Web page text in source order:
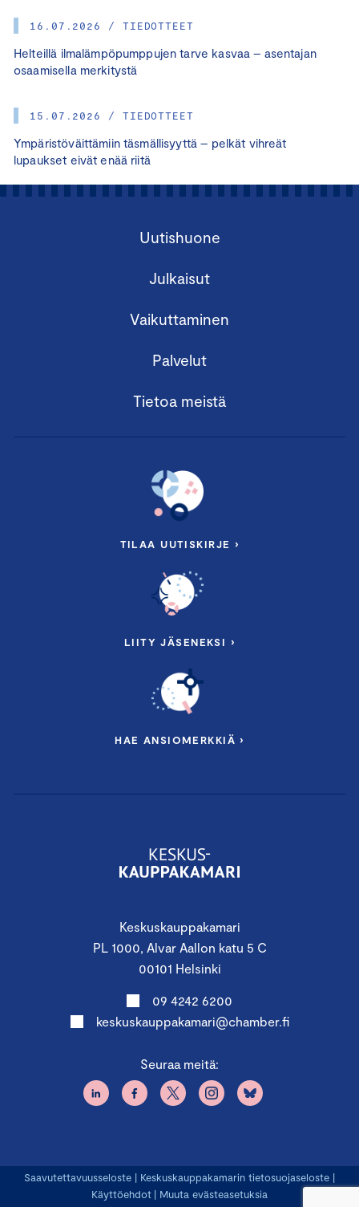
16.07.2026 / TIEDOTTEET
Helteillä ilmalämpöpumppujen tarve kasvaa – asentajan
osaamisella merkitystä
15.07.2026 / TIEDOTTEET
Ympäristöväittämiin täsmällisyyttä – pelkät vihreät
lupaukset eivät enää riitä
Keskuskauppakamari
PL 1000, Alvar Aallon katu 5 C
00101 Helsinki
09 4242 6200
keskuskauppakamari@chamber.fi
Seuraa meitä:
Uutishuone
Julkaisut
Vaikuttaminen
Palvelut
Tietoa meistä
TILAA UUTISKIRJE ›
LIITY JÄSENEKSI ›
HAE ANSIOMERKKIÄ ›
Saavutettavuusseloste | Keskuskauppakamarin tietosuojaseloste |
Käyttöehdot | Muuta evästeasetuksia